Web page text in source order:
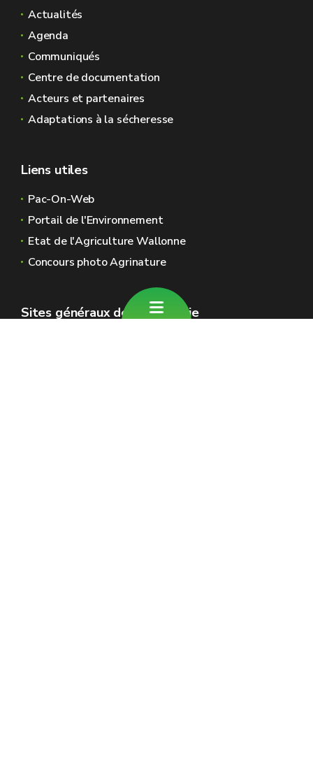
Actualités
Agenda
Communiqués
Centre de documentation
Acteurs et partenaires
Adaptations à la sécheresse
Liens utiles
Pac-On-Web
Portail de l'Environnement
Etat de l'Agriculture Wallonne
Concours photo Agrinature
Sites généraux de la Wallonie